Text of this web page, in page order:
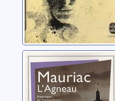
L'agneau: roman
Mauriac, François